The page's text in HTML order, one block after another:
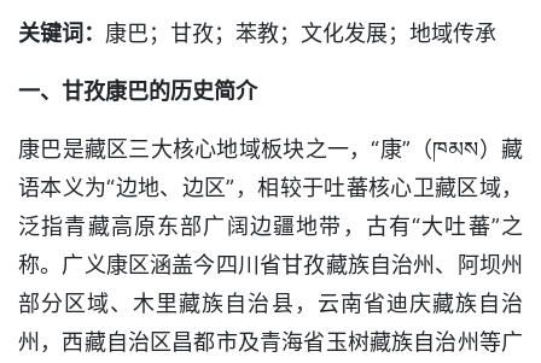
关键词： 康巴；甘孜；苯教；文化发展；地域传承
一、甘孜康巴的历史简介
康巴是藏区三大核心地域板块之一，“康”（ཁམས）藏
语本义为“边地、边区”，相较于吐蕃核心卫藏区域，
泛指青藏高原东部广阔边疆地带，古有“大吐蕃”之
称。广义康区涵盖今四川省甘孜藏族自治州、阿坝州
部分区域、木里藏族自治县，云南省迪庆藏族自治
州，西藏自治区昌都市及青海省玉树藏族自治州等广